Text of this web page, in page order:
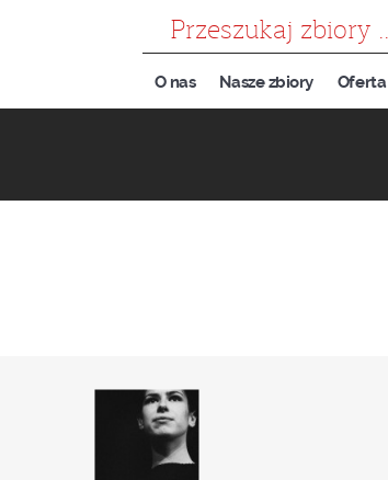
O nas Nasze zbiory Oferta